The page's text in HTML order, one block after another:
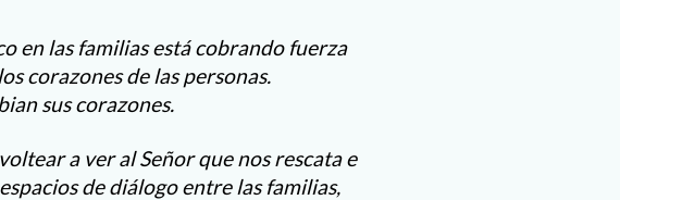
en las familias está cobrando fuerza
corazones de las personas.
sus corazones.
a ver al Señor que nos rescata e
de diálogo entre las familias,